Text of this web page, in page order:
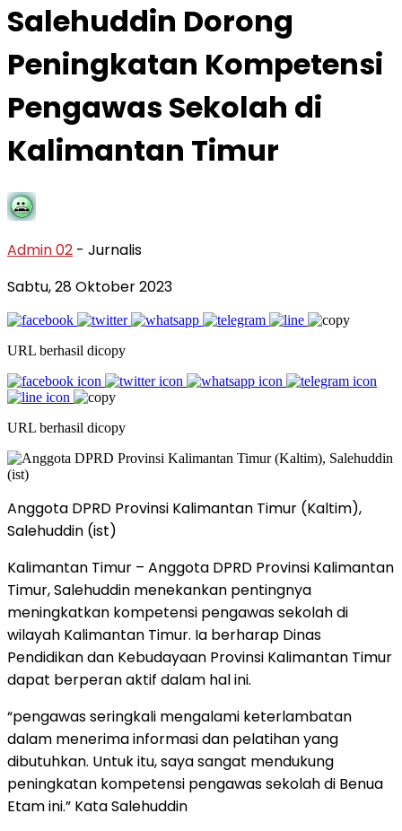
Salehuddin Dorong
Peningkatan Kompetensi
Pengawas Sekolah di
Kalimantan Timur
Admin 02 - Jurnalis
Sabtu, 28 Oktober 2023
URL berhasil dicopy
URL berhasil dicopy
Anggota DPRD Provinsi Kalimantan Timur (Kaltim),
Salehuddin (ist)
Kalimantan Timur – Anggota DPRD Provinsi Kalimantan
Timur, Salehuddin menekankan pentingnya
meningkatkan kompetensi pengawas sekolah di
wilayah Kalimantan Timur. Ia berharap Dinas
Pendidikan dan Kebudayaan Provinsi Kalimantan Timur
dapat berperan aktif dalam hal ini.
“pengawas seringkali mengalami keterlambatan
dalam menerima informasi dan pelatihan yang
dibutuhkan. Untuk itu, saya sangat mendukung
peningkatan kompetensi pengawas sekolah di Benua
Etam ini.” Kata Salehuddin